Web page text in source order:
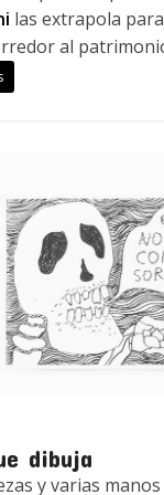
las extrapola para
al
dibuja
y varias manos